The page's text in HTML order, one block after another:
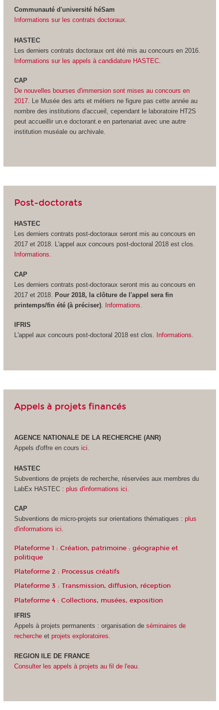
Communauté d'université héSam
Informations sur les contrats doctoraux.
HASTEC
Les derniers contrats doctoraux ont été mis au concours en 2016.
Informations sur les appels à candidature HASTEC.
CAP
De nouvelles bourses d'immersion sont mises au concours en
2017. Le Musée des arts et métiers ne figure pas cette année au
nombre des institutions d'accueil, cependant le laboratoire HT2S
peut accueillir un.e doctorant.e en partenariat avec une autre
institution muséale ou archivale.
Post-doctorats
HASTEC
Les derniers contrats post-doctoraux seront mis au concours en
2017 et 2018. L'appel aux concours post-doctoral 2018 est clos.
Informations.
CAP
Les derniers contrats post-doctoraux seront mis au concours en
2017 et 2018.
Pour 2018, la clôture de l'appel sera fin
printemps/fin été (à préciser). Informations.
IFRIS
L'appel aux concours post-doctoral 2018 est clos.
Informations.
Appels à projets financés
AGENCE NATIONALE DE LA RECHERCHE (ANR)
Appels d'offre en cours ici
HASTEC
Subventions de projets de recherche, réservées aux membres du
LabEx HASTEC : plus d'informations ici
CAP
Subventions de micro-projets sur orientations thématiques : plus
d'informations ici.
Plateforme 1 : Création, patrimoine : géographie et
politique
Plateforme 2 : Processus créatifs
Plateforme 3 : Transmission, diffusion, réception
Plateforme 4 : Collections, musées, exposition
IFRIS
Appels à projets permanents : organisation de séminaires de
rechercheet projets exploratoires.
REGION ILE DE FRANCE
Consulter les appels à projets au fil de l'eau.